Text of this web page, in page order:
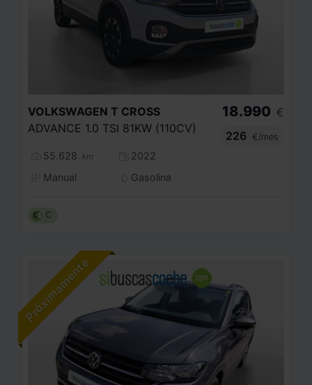
VOLKSWAGEN T CROSS
ADVANCE 1.0 TSI 81KW (110CV)
55.628 km
2022
Manual
Gasolina
18.990 €
226
€/mes
C